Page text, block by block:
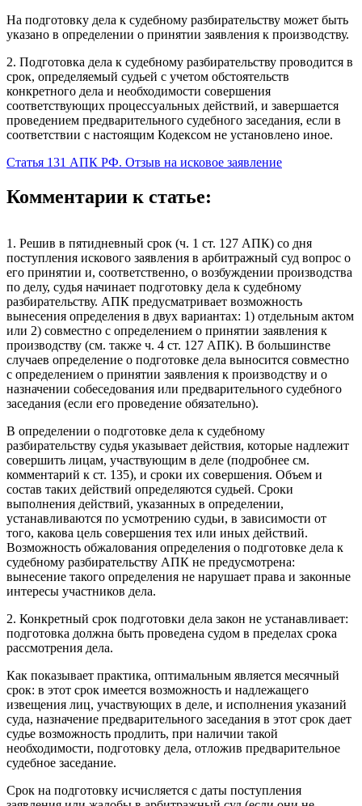
На подготовку дела к судебному разбирательству может быть
указано в определении о принятии заявления к производству.
2. Подготовка дела к судебному разбирательству проводится в
срок, определяемый судьей с учетом обстоятельств
конкретного дела и необходимости совершения
соответствующих процессуальных действий, и завершается
проведением предварительного судебного заседания, если в
соответствии с настоящим Кодексом не установлено иное.
Статья 131 АПК РФ. Отзыв на исковое заявление
Комментарии к статье:
1. Решив в пятидневный срок (ч. 1 ст. 127 АПК) со дня
поступления искового заявления в арбитражный суд вопрос о
его принятии и, соответственно, о возбуждении производства
по делу, судья начинает подготовку дела к судебному
разбирательству. АПК предусматривает возможность
вынесения определения в двух вариантах: 1) отдельным актом
или 2) совместно с определением о принятии заявления к
производству (см. также ч. 4 ст. 127 АПК). В большинстве
случаев определение о подготовке дела выносится совместно
с определением о принятии заявления к производству и о
назначении собеседования или предварительного судебного
заседания (если его проведение обязательно).
В определении о подготовке дела к судебному
разбирательству судья указывает действия, которые надлежит
совершить лицам, участвующим в деле (подробнее см.
комментарий к ст. 135), и сроки их совершения. Объем и
состав таких действий определяются судьей. Сроки
выполнения действий, указанных в определении,
устанавливаются по усмотрению судьи, в зависимости от
того, какова цель совершения тех или иных действий.
Возможность обжалования определения о подготовке дела к
судебному разбирательству АПК не предусмотрена:
вынесение такого определения не нарушает права и законные
интересы участников дела.
2. Конкретный срок подготовки дела закон не устанавливает:
подготовка должна быть проведена судом в пределах срока
рассмотрения дела.
Как показывает практика, оптимальным является месячный
срок: в этот срок имеется возможность и надлежащего
извещения лиц, участвующих в деле, и исполнения указаний
суда, назначение предварительного заседания в этот срок дает
судье возможность продлить, при наличии такой
необходимости, подготовку дела, отложив предварительное
судебное заседание.
Срок на подготовку исчисляется с даты поступления